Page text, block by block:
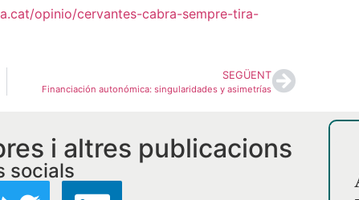
opinio/cervantes-cabra-sempre-tira-
SEGÜENT
Financiación autonómica: singularidades y asimetrías
i altres publicacions
socials